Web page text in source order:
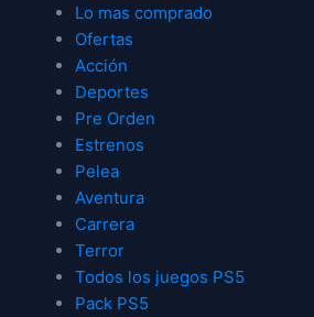
Lo mas comprado
Ofertas
Acción
Deportes
Pre Orden
Estrenos
Pelea
Aventura
Carrera
Terror
Todos los juegos PS5
Pack PS5